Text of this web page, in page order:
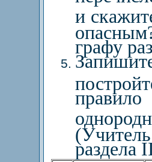
и
графу
раздела